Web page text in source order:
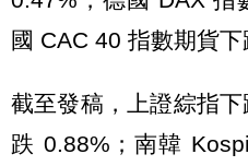
國 CAC 40 指數期貨下
截至發稿，上證綜指
跌 0.88%；南韓